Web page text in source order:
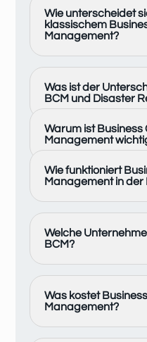
Wie unterscheidet
klassischem
Management?
Was ist der
BCM und Disaster
Warum ist Business
Management
Wie funktioniert
Management in der
Welche
BCM?
Was kostet
Management?